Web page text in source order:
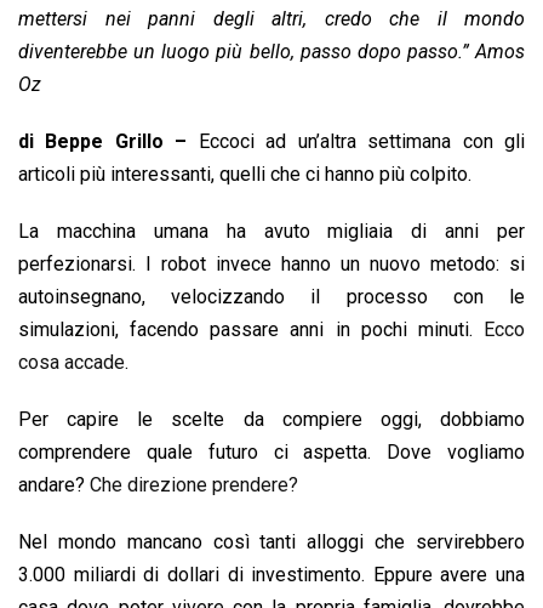
mettersi nei panni degli altri, credo che il mondo
diventerebbe un luogo più bello, passo dopo passo.” Amos
Oz
di Beppe Grillo – Eccoci ad un’altra settimana con gli
articoli più interessanti, quelli che ci hanno più colpito.
La macchina umana ha avuto migliaia di anni per
perfezionarsi. I robot invece hanno un nuovo metodo: si
autoinsegnano, velocizzando il processo con le
simulazioni, facendo passare anni in pochi minuti. Ecco
cosa accade.
Per capire le scelte da compiere oggi, dobbiamo
comprendere quale futuro ci aspetta. Dove vogliamo
andare? Che direzione prendere?
Nel mondo mancano così tanti alloggi che servirebbero
3.000 miliardi di dollari di investimento. Eppure avere una